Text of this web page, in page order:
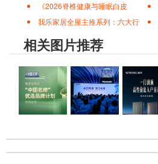
《2026脊椎健康与睡眠白皮
我乐家居全屋主推系列：六大行
相关图片推荐